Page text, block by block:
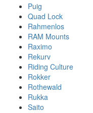
Puig
Quad Lock
Rahmenlos
RAM Mounts
Raximo
Rekurv
Riding Culture
Rokker
Rothewald
Rukka
Saito